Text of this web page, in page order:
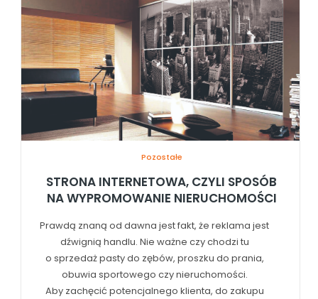
Pozostałe
STRONA INTERNETOWA, CZYLI SPOSÓB
NA WYPROMOWANIE NIERUCHOMOŚCI
Prawdą znaną od dawna jest fakt, że reklama jest
dźwignią handlu. Nie ważne czy chodzi tu
o sprzedaż pasty do zębów, proszku do prania,
obuwia sportowego czy nieruchomości.
Aby zachęcić potencjalnego klienta, do zakupu